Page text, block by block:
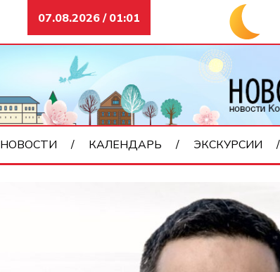
07.08.2026 / 01:01
НОВОСТИ КАЛЕНДАРЬ ЭКСКУРСИИ